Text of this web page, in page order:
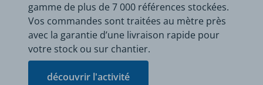
gamme de plus de 7 000 références stockées.
Vos commandes sont traitées au mètre près
avec la garantie d’une livraison rapide pour
votre stock ou sur chantier.
découvrir l'activité